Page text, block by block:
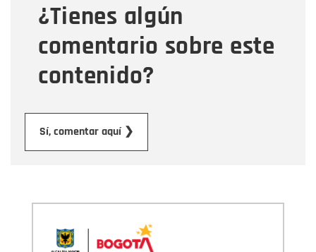
¿Tienes algún
comentario sobre este
contenido?
Sí, comentar aquí ❯
Mensaje